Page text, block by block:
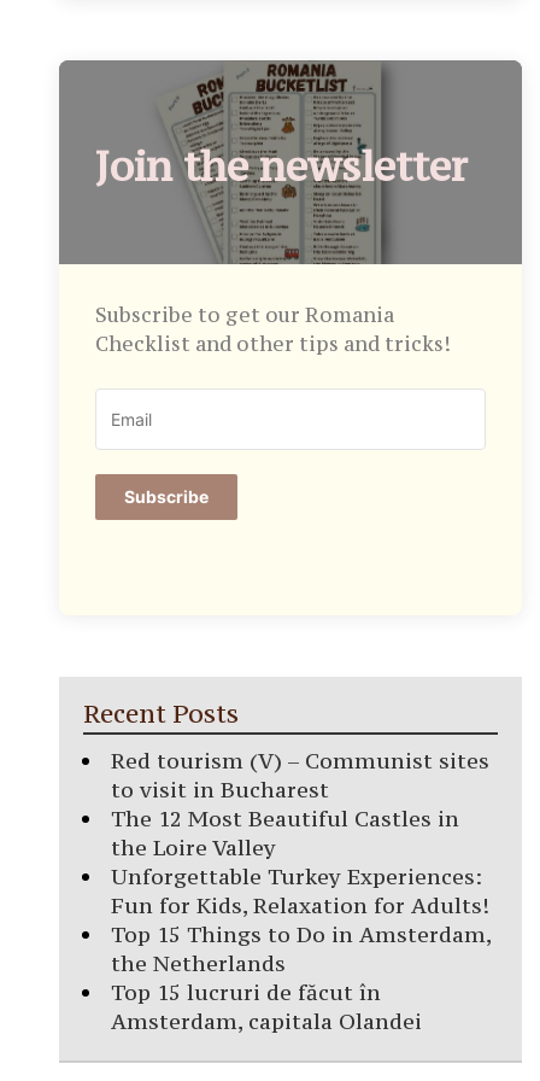
Join the newsletter
Subscribe to get our Romania
Checklist and other tips and tricks!
Subscribe
Recent Posts
Red tourism (V) – Communist sites
to visit in Bucharest
The 12 Most Beautiful Castles in
the Loire Valley
Unforgettable Turkey Experiences:
Fun for Kids, Relaxation for Adults!
Top 15 Things to Do in Amsterdam,
the Netherlands
Top 15 lucruri de făcut în
Amsterdam, capitala Olandei